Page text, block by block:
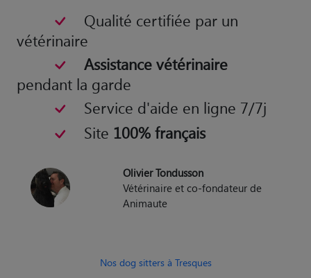
Qualité certifiée par un
vétérinaire
Assistance vétérinaire
pendant la garde
Service d'aide en ligne 7/7j
Site 100% français
Olivier Tondusson
Vétérinaire et co-fondateur de
Animaute
Nos dog sitters à Tresques